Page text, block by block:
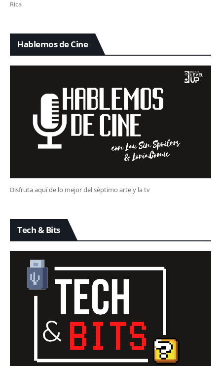
Rica
Hablemos de Cine
Disfruta aquí de lo mejor del séptimo arte y la tv
Tech & Bits